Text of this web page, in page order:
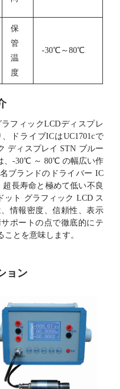
保
管
温
度
-30℃～80℃
ラフィックLCDディスプレ
ドライブICはUC1701cで
ディスプレイ STN ブルー
、-30℃ ～ 80℃ の幅広い作
ブランドのドライバー IC
長寿命と極めて低い不良
ット グラフィック LCD ス
情報密度、信頼性、表示
ポートの点で徹底的にテ
とを意味します。
ョン